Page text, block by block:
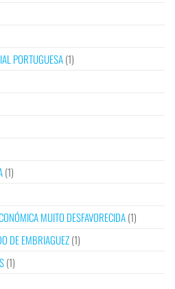
PORTUGUESA(1)
(1)
MUITO DESFAVORECIDA(1)
DE EMBRIAGUEZ(1)
(1)